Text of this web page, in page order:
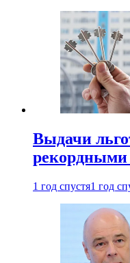
Выдачи
рекордными
1 год спустя1 год